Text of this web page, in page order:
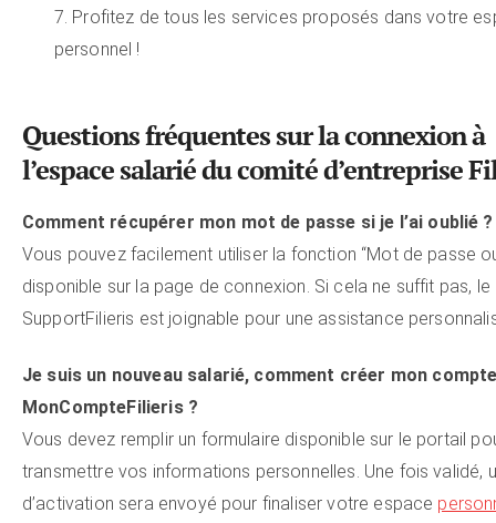
Profitez de tous les services proposés dans votre
personnel !
Questions fréquentes sur la connexion à
l’espace salarié du comité d’entreprise
Comment récupérer mon mot de passe si je l’ai oublié ?
Vous pouvez facilement utiliser la fonction “Mot de passe
disponible sur la page de connexion. Si cela ne suffit pas, le
SupportFilieris est joignable pour une assistance
Je suis un nouveau salarié, comment créer mon
MonCompteFilieris ?
Vous devez remplir un formulaire disponible sur le portail
transmettre vos informations personnelles. Une fois validé,
d’activation sera envoyé pour finaliser votre espace